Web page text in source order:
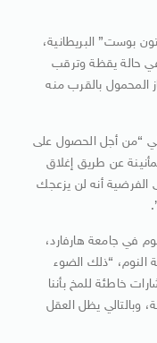
بوست” البريطانية،
في حالة يقظة وترقب
المحمول بالقرب منه
“من أجل الحصول على
عن طريق إغلاق
الفرضية أنه لن يزعجك
في جامعة هارفارد،
النوم، “ذلك الضوء
خاطئة للمخ بأننا
وبالتالي يظل العقل